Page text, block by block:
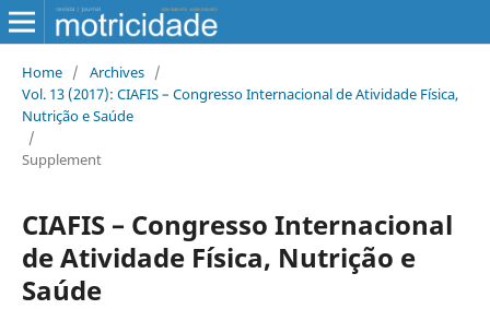
Home / Archives /
Vol. 13 (2017): CIAFIS – Congresso Internacional de Atividade Física,
Nutrição e Saúde
/
Supplement
CIAFIS – Congresso Internacional
de Atividade Física, Nutrição e
Saúde